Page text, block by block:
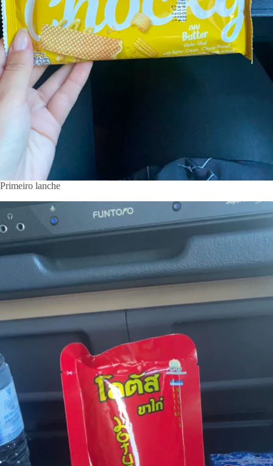
Primeiro lanche